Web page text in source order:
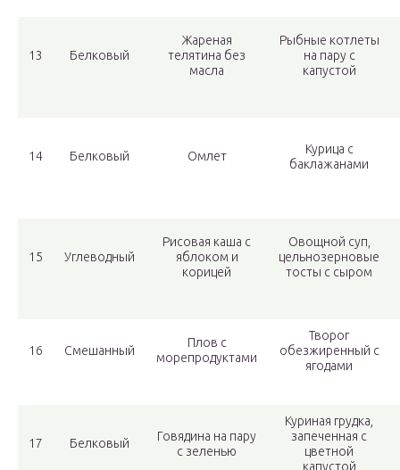
13 Белковый
Жареная
телятина без
масла
Рыбные котлеты
на пару с
капустой
14 Белковый Омлет
Курица с
баклажанами
15 Углеводный
Рисовая каша с
яблоком и
корицей
Овощной суп,
цельнозерновые
тосты с сыром
16 Смешанный
Плов с
морепродуктами
Творог
обезжиренный с
ягодами
17 Белковый
Говядина на пару
с зеленью
Куриная грудка,
запеченная с
цветной
капустой